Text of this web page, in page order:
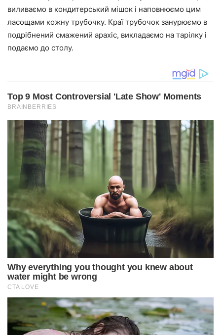
виливаємо в кондитерський мішок і наповнюємо цим
ласощами кожну трубочку. Краї трубочок занурюємо в
подрібнений смажений арахіс, викладаємо на тарілку і
подаємо до столу.